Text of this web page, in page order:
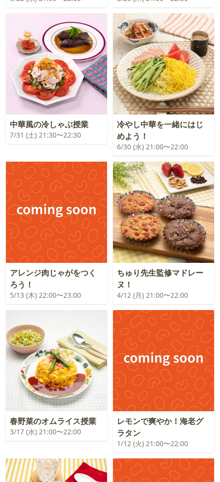
中華風の冷しゃぶ授業
7/31 (土) 21:30〜22:30
冷やし中華を一緒にはじ
めよう！
6/30 (水) 21:00〜22:00
アレンジ肉じゃがをつく
ろう！
5/13 (木) 22:00〜23:00
ちゅり先生監修マドレー
ヌ！
4/12 (月) 21:00〜22:00
春野菜のオムライス授業
3/17 (水) 21:00〜22:00
レモンで爽やか！海老グ
ラタン
1/12 (火) 21:00〜22:00